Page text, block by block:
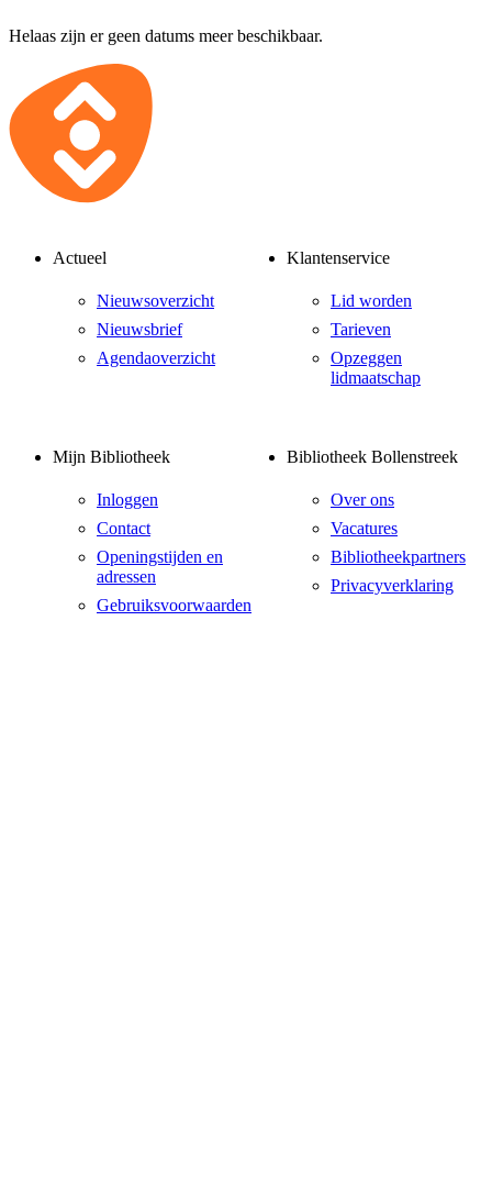
Helaas zijn er geen datums meer beschikbaar.
Actueel
Nieuwsoverzicht
Nieuwsbrief
Agendaoverzicht
Klantenservice
Lid worden
Tarieven
Opzeggen
lidmaatschap
Mijn Bibliotheek
Inloggen
Contact
Openingstijden en
adressen
Gebruiksvoorwaarden
Bibliotheek Bollenstreek
Over ons
Vacatures
Bibliotheekpartners
Privacyverklaring